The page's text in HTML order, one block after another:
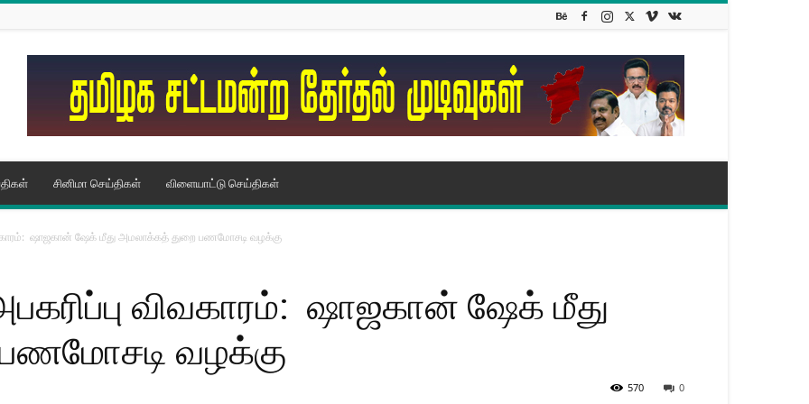
சினிமா செய்திகள் விளையாட்டு செய்திகள்
ஷாஜகான் ஷேக் மீது அமலாக்கத் துறை பணமோசடி வழக்கு
விவகாரம்: ஷாஜகான் ஷேக் மீது
வழக்கு
0
570